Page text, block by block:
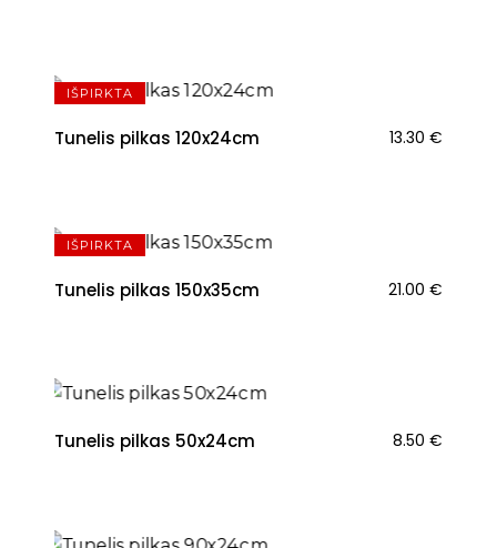
IŠPIRKTA
Tunelis pilkas 120x24cm 13.30 €
IŠPIRKTA
Tunelis pilkas 150x35cm 21.00 €
Tunelis pilkas 50x24cm 8.50 €